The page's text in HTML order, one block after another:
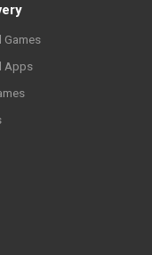
Games
Apps